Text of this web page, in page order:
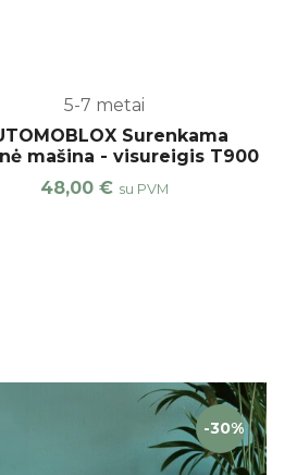
5-7 metai
Surenkama
mašina - visureigis T900
48,00 € su PVM
-30%